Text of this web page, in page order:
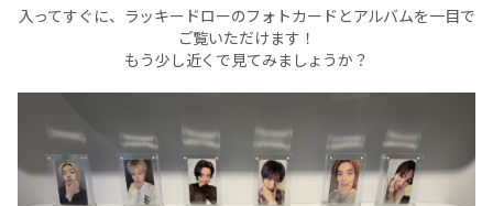
入ってすぐに、ラッキードローのフォトカードとアルバムを一目で
ご覧いただけます！
もう少し近くで見てみましょうか？